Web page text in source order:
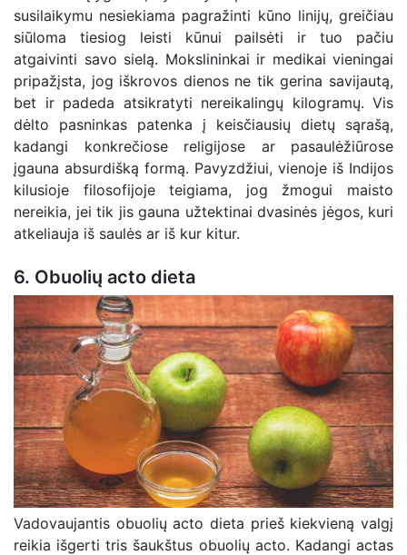
susilaikymu nesiekiama pagražinti kūno linijų, greičiau
siūloma tiesiog leisti kūnui pailsėti ir tuo pačiu
atgaivinti savo sielą. Mokslininkai ir medikai vieningai
pripažįsta, jog iškrovos dienos ne tik gerina savijautą,
bet ir padeda atsikratyti nereikalingų kilogramų. Vis
dėlto pasninkas patenka į keisčiausių dietų sąrašą,
kadangi konkrečiose religijose ar pasaulėžiūrose
įgauna absurdišką formą. Pavyzdžiui, vienoje iš Indijos
kilusioje filosofijoje teigiama, jog žmogui maisto
nereikia, jei tik jis gauna užtektinai dvasinės jėgos, kuri
atkeliauja iš saulės ar iš kur kitur.
6. Obuolių acto dieta
Vadovaujantis obuolių acto dieta prieš kiekvieną valgį
reikia išgerti tris šaukštus obuolių acto. Kadangi actas